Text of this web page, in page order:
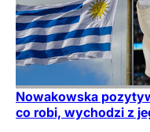
Nowakowska
co robi, wychodzi z